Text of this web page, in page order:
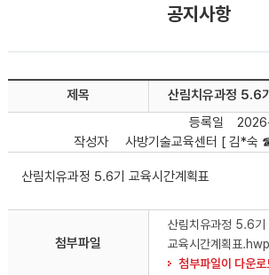
공지사항
제목
산림치유과정 5.6
등록일
작성자
사방기술교육센터 [ 김*
산림치유과정 5.6기 교육시간계획표
첨부파일
산림치유과정 5.6기
교육시간계획표
첨부파일이 다운